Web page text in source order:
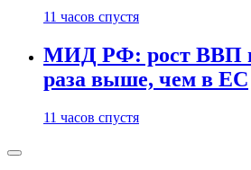
11 часов спустя
МИД РФ: рост ВВП
раза выше, чем в ЕС
11 часов спустя